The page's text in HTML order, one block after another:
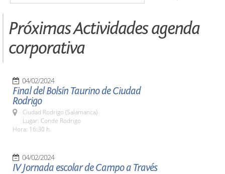
Próximas Actividades agenda
corporativa
04/02/2024
Final del Bolsín Taurino de Ciudad
Rodrigo
Ciudad Rodrigo (Salamanca)
Lugar: Conde Rodrigo
Hora: 16:30 h.
04/02/2024
IV Jornada escolar de Campo a Través